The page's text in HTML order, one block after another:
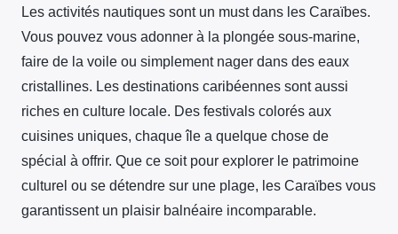
Les activités nautiques sont un must dans les Caraïbes.
Vous pouvez vous adonner à la plongée sous-marine,
faire de la voile ou simplement nager dans des eaux
cristallines. Les destinations caribéennes sont aussi
riches en culture locale. Des festivals colorés aux
cuisines uniques, chaque île a quelque chose de
spécial à offrir. Que ce soit pour explorer le patrimoine
culturel ou se détendre sur une plage, les Caraïbes vous
garantissent un plaisir balnéaire incomparable.